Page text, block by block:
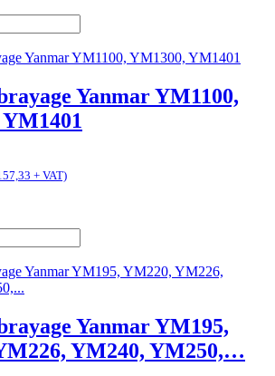
Yanmar YM1100,
+ VAT)
Yanmar YM195,
YM240, YM250,…